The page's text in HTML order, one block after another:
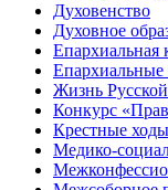
Духовенство
Духовное
Епархиальная
Жизнь
Конкурс
Крестные ходы
Медико-